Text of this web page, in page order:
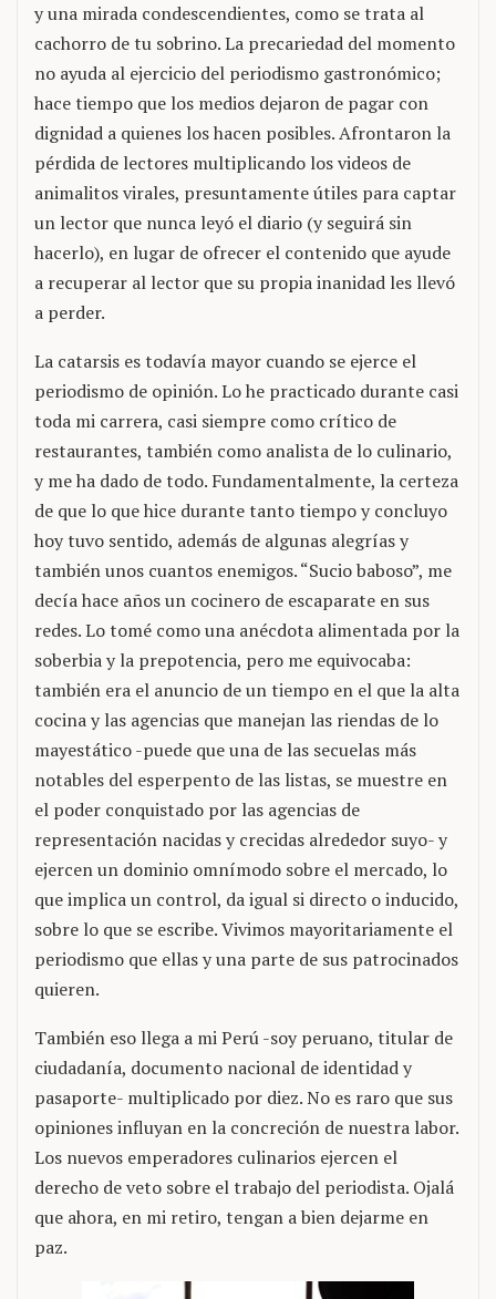
y una mirada condescendientes, como se trata al
cachorro de tu sobrino. La precariedad del momento
no ayuda al ejercicio del periodismo gastronómico;
hace tiempo que los medios dejaron de pagar con
dignidad a quienes los hacen posibles. Afrontaron la
pérdida de lectores multiplicando los videos de
animalitos virales, presuntamente útiles para captar
un lector que nunca leyó el diario (y seguirá sin
hacerlo), en lugar de ofrecer el contenido que ayude
a recuperar al lector que su propia inanidad les llevó
a perder.
La catarsis es todavía mayor cuando se ejerce el
periodismo de opinión. Lo he practicado durante casi
toda mi carrera, casi siempre como crítico de
restaurantes, también como analista de lo culinario,
y me ha dado de todo. Fundamentalmente, la certeza
de que lo que hice durante tanto tiempo y concluyo
hoy tuvo sentido, además de algunas alegrías y
también unos cuantos enemigos. “Sucio baboso”, me
decía hace años un cocinero de escaparate en sus
redes. Lo tomé como una anécdota alimentada por la
soberbia y la prepotencia, pero me equivocaba:
también era el anuncio de un tiempo en el que la alta
cocina y las agencias que manejan las riendas de lo
mayestático -puede que una de las secuelas más
notables del esperpento de las listas, se muestre en
el poder conquistado por las agencias de
representación nacidas y crecidas alrededor suyo- y
ejercen un dominio omnímodo sobre el mercado, lo
que implica un control, da igual si directo o inducido,
sobre lo que se escribe. Vivimos mayoritariamente el
periodismo que ellas y una parte de sus patrocinados
quieren.
También eso llega a mi Perú -soy peruano, titular de
ciudadanía, documento nacional de identidad y
pasaporte- multiplicado por diez. No es raro que sus
opiniones influyan en la concreción de nuestra labor.
Los nuevos emperadores culinarios ejercen el
derecho de veto sobre el trabajo del periodista. Ojalá
que ahora, en mi retiro, tengan a bien dejarme en
paz.